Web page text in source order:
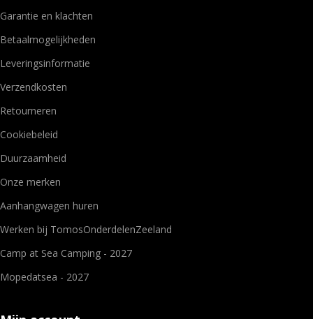
Garantie en klachten
Betaalmogelijkheden
Leveringsinformatie
Verzendkosten
Retourneren
Cookiebeleid
Duurzaamheid
Onze merken
Aanhangwagen huren
Werken bij TomosOnderdelenZeeland
Camp at Sea Camping - 2027
Mopedatsea - 2027